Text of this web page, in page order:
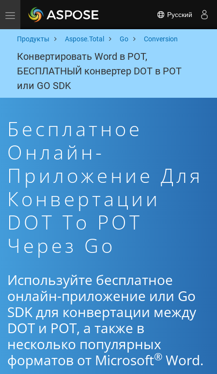
Toggle navigation Русский
Продукты Aspose.Total Go Conversion
Конвертировать Word в POT,
БЕСПЛАТНЫЙ конвертер DOT в POT
или GO SDK
Бесплатное
Онлайн-
Приложение Для
Конвертации
DOT To POT
Через Go
Используйте бесплатное
онлайн-приложение или Go
SDK для конвертации между
DOT и POT, а также в
несколько популярных
форматов от Microsoft® Word.